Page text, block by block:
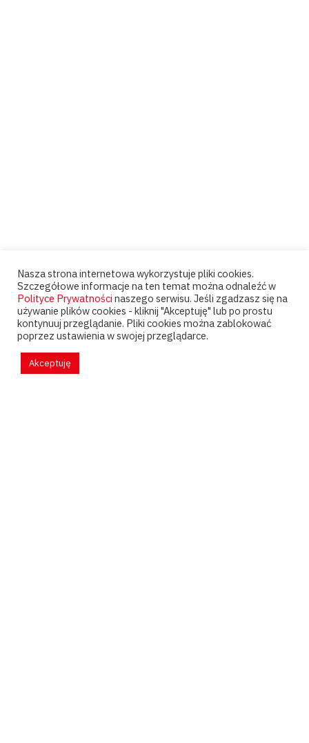
Nasza strona internetowa wykorzystuje pliki cookies.
Szczegółowe informacje na ten temat można odnaleźć w
Polityce Prywatności naszego serwisu. Jeśli zgadzasz się na
używanie plików cookies - kliknij "Akceptuję" lub po prostu
kontynuuj przeglądanie. Pliki cookies można zablokować
poprzez ustawienia w swojej przeglądarce.
Akceptuję